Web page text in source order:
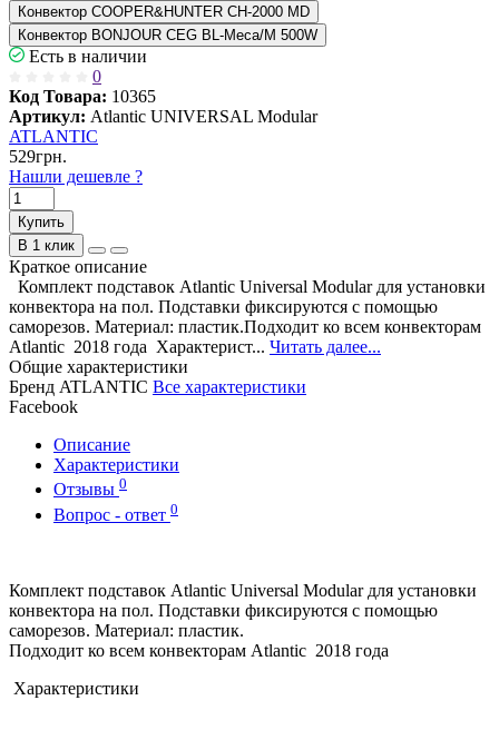
Конвектор COOPER&HUNTER CH-2000 МD
Конвектор BONJOUR CEG BL-Meca/M 500W
Есть в наличии
0
Код Товара: 10365
Артикул: Atlantic UNIVERSAL Modular
ATLANTIC
529грн.
Нашли дешевле ?
Купить
В 1 клик
Краткое описание
Комплект подставок Atlantic Universal Modular для установки
конвектора на пол. Подставки фиксируются с помощью
саморезов. Материал: пластик.Подходит ко всем конвекторам
Atlantic 2018 года Характерист... Читать далее...
Общие характеристики
Бренд ATLANTIC Все характеристики
Facebook
Описание
Характеристики
Отзывы 0
Вопрос - ответ 0
Комплект подставок Atlantic Universal Modular для установки
конвектора на пол. Подставки фиксируются с помощью
саморезов. Материал: пластик.
Подходит ко всем конвекторам Atlantic 2018 года
Характеристики